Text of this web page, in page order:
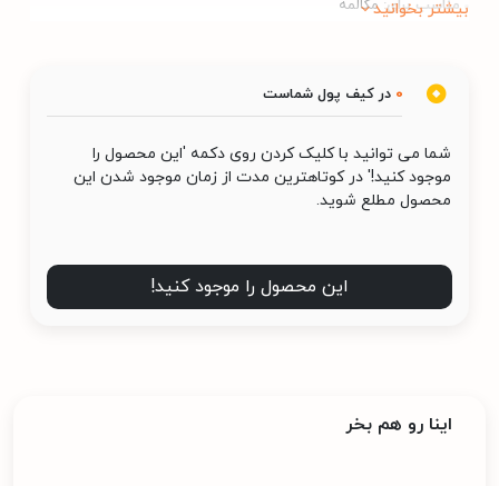
مناسب برای: مکالمهبیشتر بخوانید
0 در کیف پول شماست
شما می توانید با کلیک کردن روی دکمه 'این محصول را
موجود کنید!' در کوتاهترین مدت از زمان موجود شدن این
محصول مطلع شوید.
این محصول را موجود کنید!
اینا رو هم بخر